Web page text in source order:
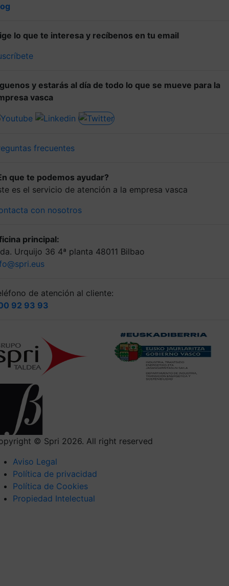
lo que te interesa y recíbenos en tu email
y estarás al día de todo lo que se mueve para la
vasca
frecuentes
que te podemos ayudar?
es el servicio de atención a la empresa vasca
con nosotros
principal:
Urquijo 36 4ª planta 48011 Bilbao
de atención al cliente:
92 93 93
© Spri 2026. All right reserved
Aviso Legal
Política de privacidad
Política de Cookies
Propiedad Intelectual